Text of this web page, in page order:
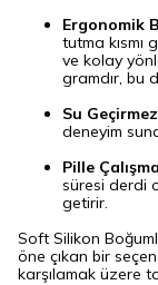
Ergonomik
tutma kısmı
ve kolay
gramdır, bu
Su
deneyim
Pille
süresi derdi
getirir.
Soft Silikon
öne çıkan bir
karşılamak üzere